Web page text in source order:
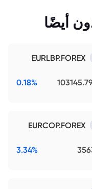
أيضًا
EURLBP.FOREX
0.18%
EURCOP.FOREX
3.34%